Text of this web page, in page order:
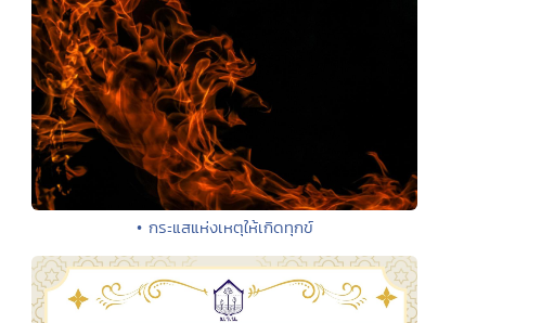
• กระแสแห่งเหตุให้เกิดทุกข์